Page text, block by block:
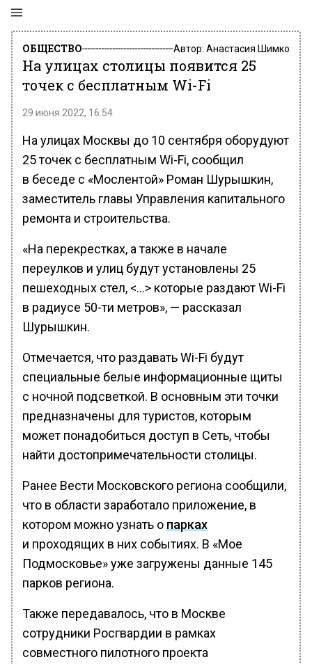
ОБЩЕСТВО Автор: Анастасия Шимко
На улицах столицы появится 25
точек с бесплатным Wi-Fi
29 июня 2022, 16:54
На улицах Москвы до 10 сентября оборудуют
25 точек с бесплатным Wi-Fi, сообщил
в беседе с «Мослентой» Роман Шурышкин,
заместитель главы Управления капитального
ремонта и строительства.
«На перекрестках, а также в начале
переулков и улиц будут установлены 25
пешеходных стел, <…> которые раздают Wi-Fi
в радиусе 50-ти метров», — рассказал
Шурышкин.
Отмечается, что раздавать Wi-Fi будут
специальные белые информационные щиты
с ночной подсветкой. В основным эти точки
предназначены для туристов, которым
может понадобиться доступ в Сеть, чтобы
найти достопримечательности столицы.
Ранее Вести Московского региона сообщили,
что в области заработало приложение, в
котором можно узнать о парках
и проходящих в них событиях. В «Мое
Подмосковье» уже загружены данные 145
парков региона.
Также передавалось, что в Москве
сотрудники Росгвардии в рамках
совместного пилотного проекта